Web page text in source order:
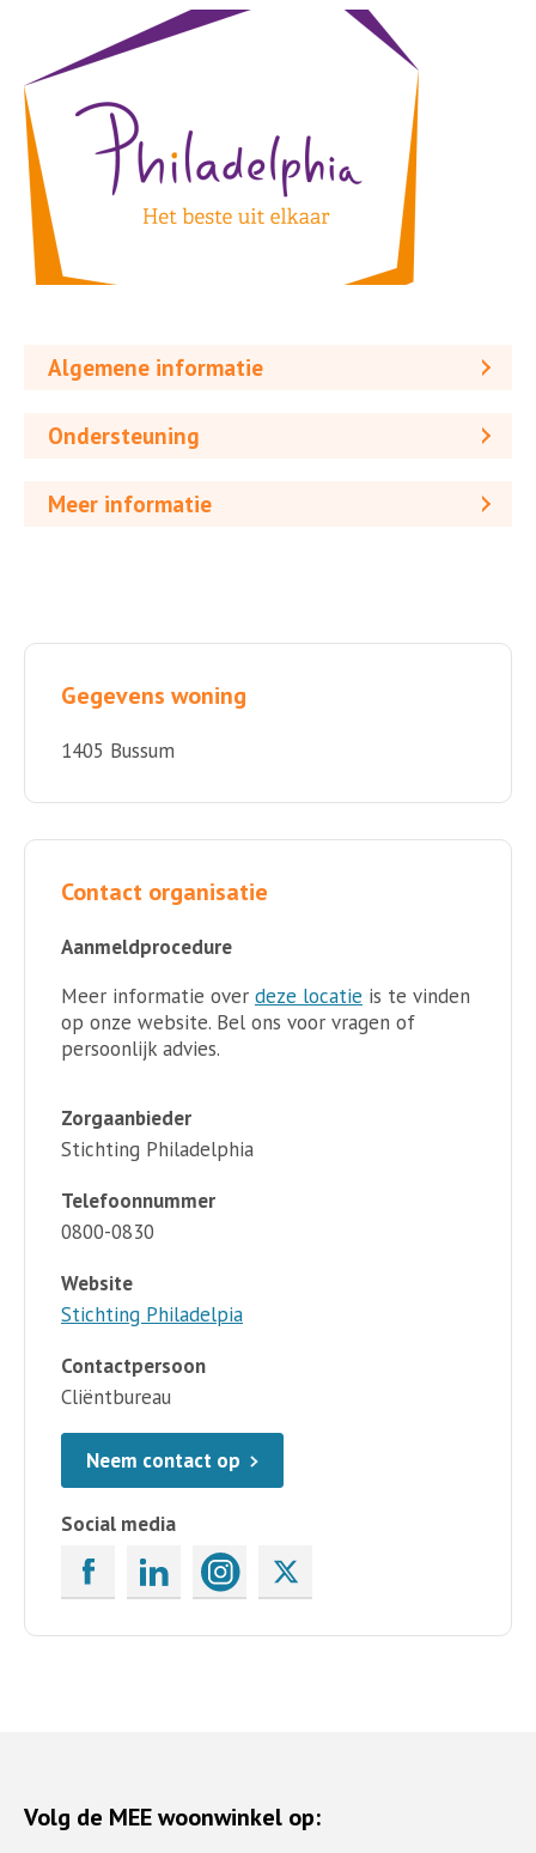
Algemene informatie
Ondersteuning
Meer informatie
Gegevens woning
1405 Bussum
Contact organisatie
Aanmeldprocedure
Meer informatie over deze locatie is te vinden
op onze website. Bel ons voor vragen of
persoonlijk advies.
Zorgaanbieder
Stichting Philadelphia
Telefoonnummer
0800-0830
Website
Stichting Philadelpia
Contactpersoon
Cliëntbureau
Neem contact op
Social media
Volg de MEE woonwinkel op: